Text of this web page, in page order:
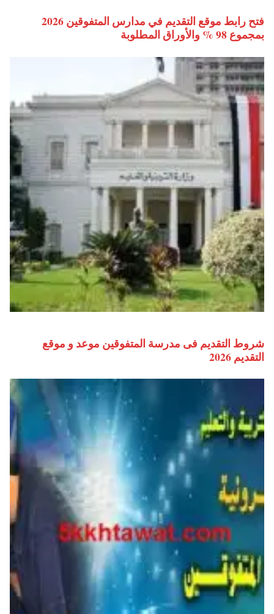
فتح رابط موقع التقديم في مدارس المتفوقين 2026
بمجموع 98 % والأوراق المطلوبة
شروط التقديم فى مدرسة المتفوقين موعد و موقع
التقديم 2026